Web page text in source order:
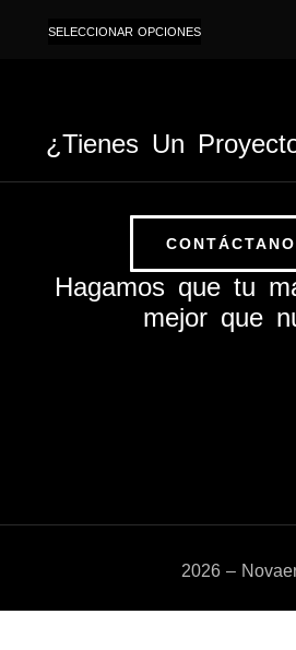
SELECCIONAR OPCIONES
¿Tienes Un
Hagamos que tu
mejor que
2026 –